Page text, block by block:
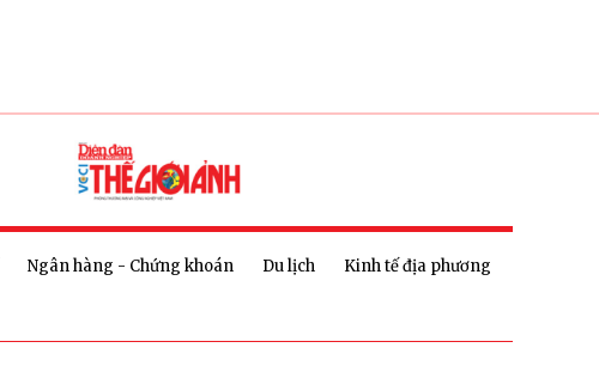
Ngân hàng - Chứng khoán Du lịch
Kinh tế địa phương